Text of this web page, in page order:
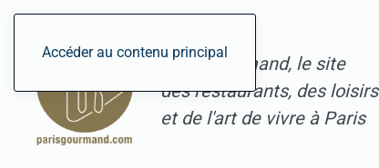
Accéder au contenu principal
ParisGourmand, le site
des restaurants, des loisirs
et de l'art de vivre à Paris